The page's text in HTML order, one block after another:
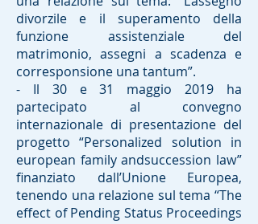
divorzile e il superamento della
funzione assistenziale del
matrimonio, assegni a scadenza e
corresponsione una tantum”.
- Il 30 e 31 maggio 2019 ha
partecipato al convegno
internazionale di presentazione del
progetto “Personalized solution in
european family andsuccession law”
finanziato dall’Unione Europea,
tenendo una relazione sul tema “The
effect of Pending Status Proceedings